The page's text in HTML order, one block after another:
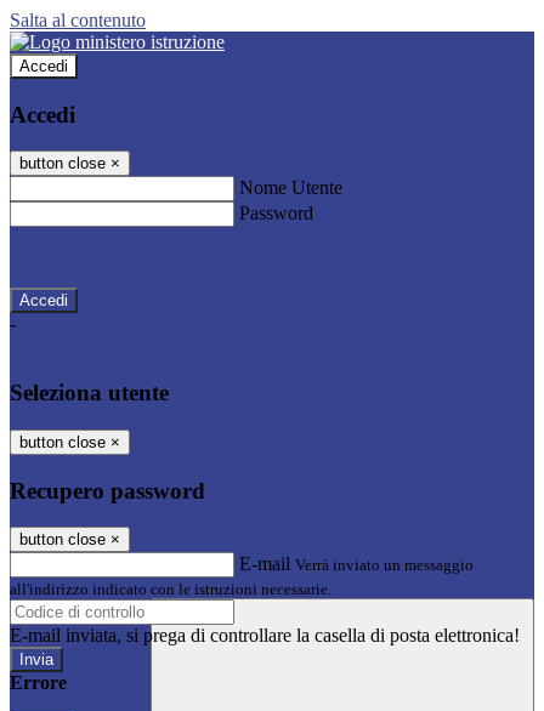
Salta al contenuto
Accedi
Accedi
button close ×
Nome Utente
Password
-
Seleziona utente
button close ×
Recupero password
button close ×
E-mail Verrà inviato un messaggio
all'indirizzo indicato con le istruzioni necessarie.
E-mail inviata, si prega di controllare la casella di posta elettronica!
Errore